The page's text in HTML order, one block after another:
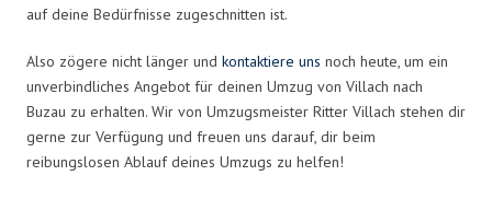
auf deine Bedürfnisse zugeschnitten ist.
Also zögere nicht länger und kontaktiere uns noch heute, um ein
unverbindliches Angebot für deinen Umzug von Villach nach
Buzau zu erhalten. Wir von Umzugsmeister Ritter Villach stehen dir
gerne zur Verfügung und freuen uns darauf, dir beim
reibungslosen Ablauf deines Umzugs zu helfen!